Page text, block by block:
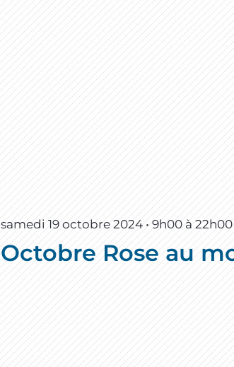
samedi 19 octobre 2024 • 9h00 à22h00
Octobre Rose au